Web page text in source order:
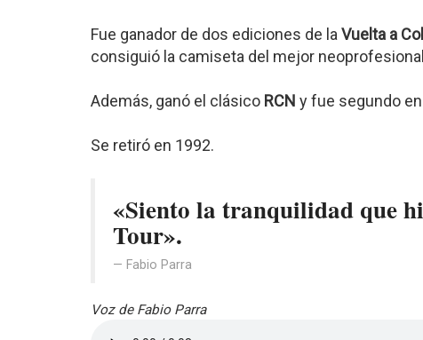
Fue ganador de dos ediciones de la Vuelta a
consiguió la camiseta del mejor
Además, ganó el clásico RCN y fue segundo
Se retiró en 1992.
«Siento la tranquilidad que
Tour».
Fabio Parra
Voz de Fabio Parra